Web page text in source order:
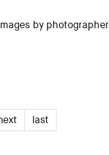
by photographer
last